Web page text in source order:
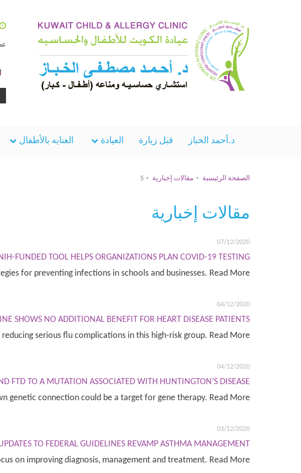
كل
د.أحمد الخباز قبل زيارة العيادة العنايه بالأطفال
الصفحة الرئيسية مقالات إخبارية 5
مقالات إخبارية
07/12/2020
FUNDED TOOL HELPS ORGANIZATIONS PLAN COVID-19 TESTING
for preventing infections in schools and businesses. Read More
04/12/2020
SHOWS NO ADDITIONAL BENEFIT FOR HEART DISEASE PATIENTS
serious flu complications in this high-risk group. Read More
04/12/2020
FTD TO A MUTATION ASSOCIATED WITH HUNTINGTON’S DISEASE
genetic connection could be a target for gene therapy. Read More
03/12/2020
TO FEDERAL GUIDELINES REVAMP ASTHMA MANAGEMENT
on improving diagnosis, management and treatment. Read More